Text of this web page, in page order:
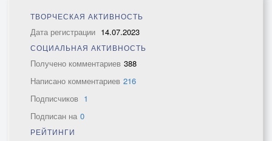
ТВОРЧЕСКАЯ АКТИВНОСТЬ
Дата регистрации 14.07.2023
СОЦИАЛЬНАЯ АКТИВНОСТЬ
Получено комментариев 388
Написано комментариев 216
Подписчиков 1
Подписан на 0
РЕЙТИНГИ